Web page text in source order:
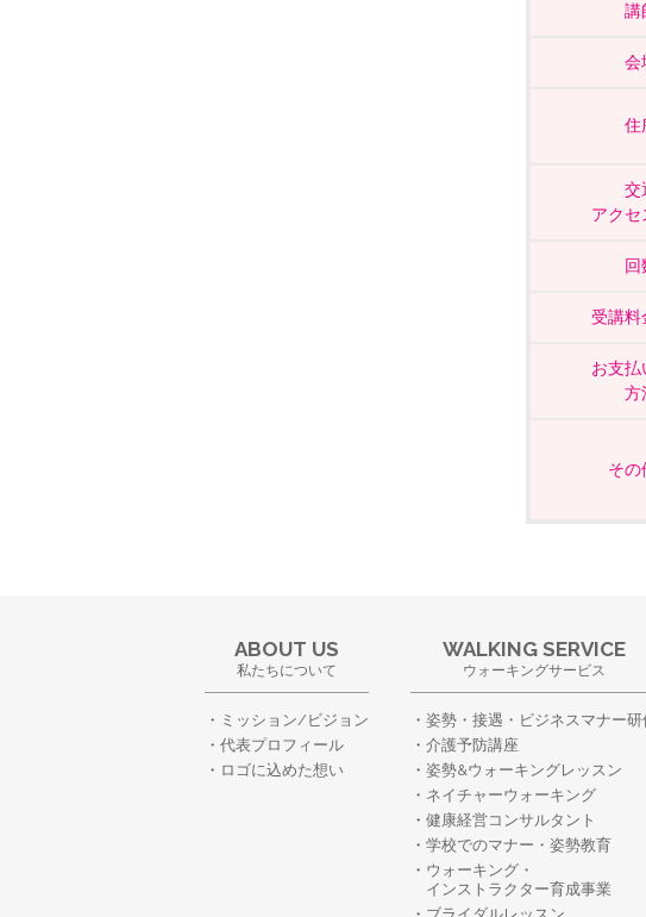
講
会
住
交
アクセ
回
受講料
お支払
方
その
ABOUT US
私たちについて
ミッション/ビジョン
代表プロフィール
ロゴに込めた想い
WALKING SERVICE
ウォーキングサービス
姿勢・接遇・ビジネスマナー研
介護予防講座
姿勢&ウォーキングレッスン
ネイチャーウォーキング
健康経営コンサルタント
学校でのマナー・姿勢教育
ウォーキング・
インストラクター育成事業